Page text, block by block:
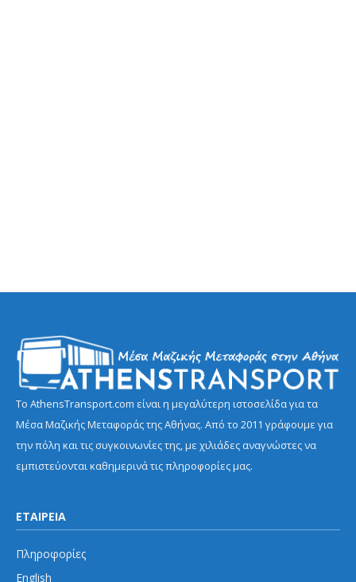
Το AthensTransport.com είναι η μεγαλύτερη ιστοσελίδα για τα
Μέσα Μαζικής Μεταφοράς της Αθήνας. Από το 2011 γράφουμε για
την πόλη και τις συγκοινωνίες της, με χιλιάδες αναγνώστες να
εμπιστεύονται καθημερινά τις πληροφορίες μας.
ΕΤΑΙΡΕΙΑ
Πληροφορίες
English